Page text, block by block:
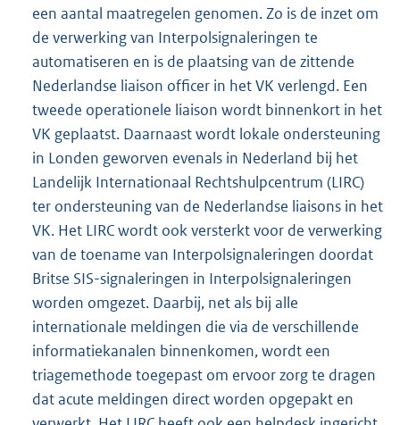
een aantal maatregelen genomen. Zo is de inzet om
de verwerking van Interpolsignaleringen te
automatiseren en is de plaatsing van de zittende
Nederlandse liaison officer in het VK verlengd. Een
tweede operationele liaison wordt binnenkort in het
VK geplaatst. Daarnaast wordt lokale ondersteuning
in Londen geworven evenals in Nederland bij het
Landelijk Internationaal Rechtshulpcentrum (LIRC)
ter ondersteuning van de Nederlandse liaisons in het
VK. Het LIRC wordt ook versterkt voor de verwerking
van de toename van Interpolsignaleringen doordat
Britse SIS-signaleringen in Interpolsignaleringen
worden omgezet. Daarbij, net als bij alle
internationale meldingen die via de verschillende
informatiekanalen binnenkomen, wordt een
triagemethode toegepast om ervoor zorg te dragen
dat acute meldingen direct worden opgepakt en